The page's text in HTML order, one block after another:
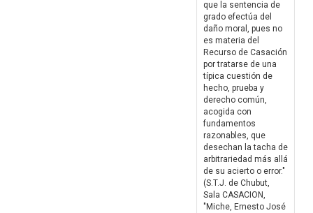
que la sentencia de
grado efectúa del
daño moral, pues no
es materia del
Recurso de Casación
por tratarse de una
típica cuestión de
hecho, prueba y
derecho común,
acogida con
fundamentos
razonables, que
desechan la tacha de
arbitrariedad más allá
de su acierto o error."
(S.T.J. de Chubut,
Sala CASACION,
"Miche, Ernesto José